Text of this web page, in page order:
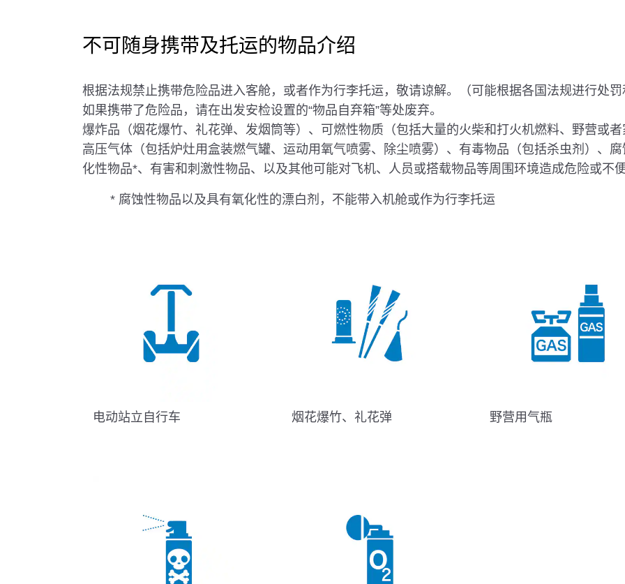
不可随身携带及托运的物品介绍
根据法规禁止携带危险品进入客舱，或者作为行李托运，敬请谅解。（可能根据各国法规进行处
如果携带了危险品，请在出发安检设置的“物品自弃箱”等处废弃。
爆炸品（烟花爆竹、礼花弹、发烟筒等）、可燃性物质（包括大量的火柴和打火机燃料、野营或
高压气体（包括炉灶用盒装燃气罐、运动用氧气喷雾、除尘喷雾）、有毒物品（包括杀虫剂）、
化性物品*、有害和刺激性物品、以及其他可能对飞机、人员或搭载物品等周围环境造成危险或不
* 腐蚀性物品以及具有氧化性的漂白剂，不能带入机舱或作为行李托运
电动站立自行车 烟花爆竹、礼花弹 野营用气瓶